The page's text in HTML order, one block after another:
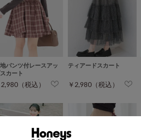
パンツ付レースアッ
カート
2,980（税込）
ティアードスカート
￥2,980（税込）